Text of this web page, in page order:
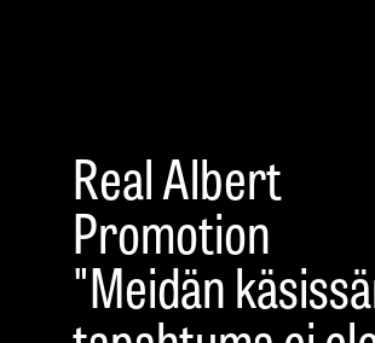
Real Albert
Promotion
"Meidän